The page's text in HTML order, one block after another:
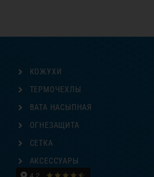
КОЖУХИ
ТЕРМОЧЕХЛЫ
ВАТА НАСЫПНАЯ
ОГНЕЗАЩИТА
СЕТКА
АКСЕССУАРЫ